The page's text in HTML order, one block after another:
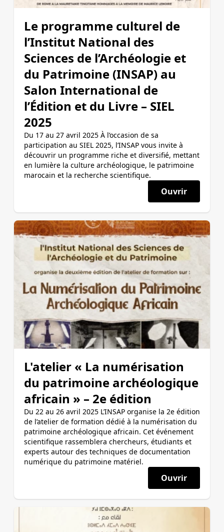
Le programme culturel de
l’Institut National des
Sciences de l’Archéologie et
du Patrimoine (INSAP) au
Salon International de
l’Édition et du Livre – SIEL
2025
Du 17 au 27 avril 2025 À l’occasion de sa
participation au SIEL 2025, l’INSAP vous invite à
découvrir un programme riche et diversifié, mettant
en lumière la culture archéologique, le patrimoine
marocain et la recherche scientifique.
Ouvrir
L'atelier « La numérisation
du patrimoine archéologique
africain » – 2e édition
Du 22 au 26 avril 2025 L’INSAP organise la 2e édition
de l’atelier de formation dédié à la numérisation du
patrimoine archéologique africain. Cet événement
scientifique rassemblera chercheurs, étudiants et
experts autour des techniques de documentation
numérique du patrimoine matériel.
Ouvrir